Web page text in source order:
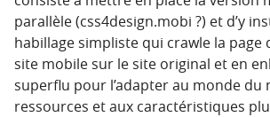
parallèle (css4design.mobi ?) et d’y
habillage simpliste qui crawle la page
site mobile sur le site original et en
superflu pour l’adapter au monde du
ressources et aux caractéristiques